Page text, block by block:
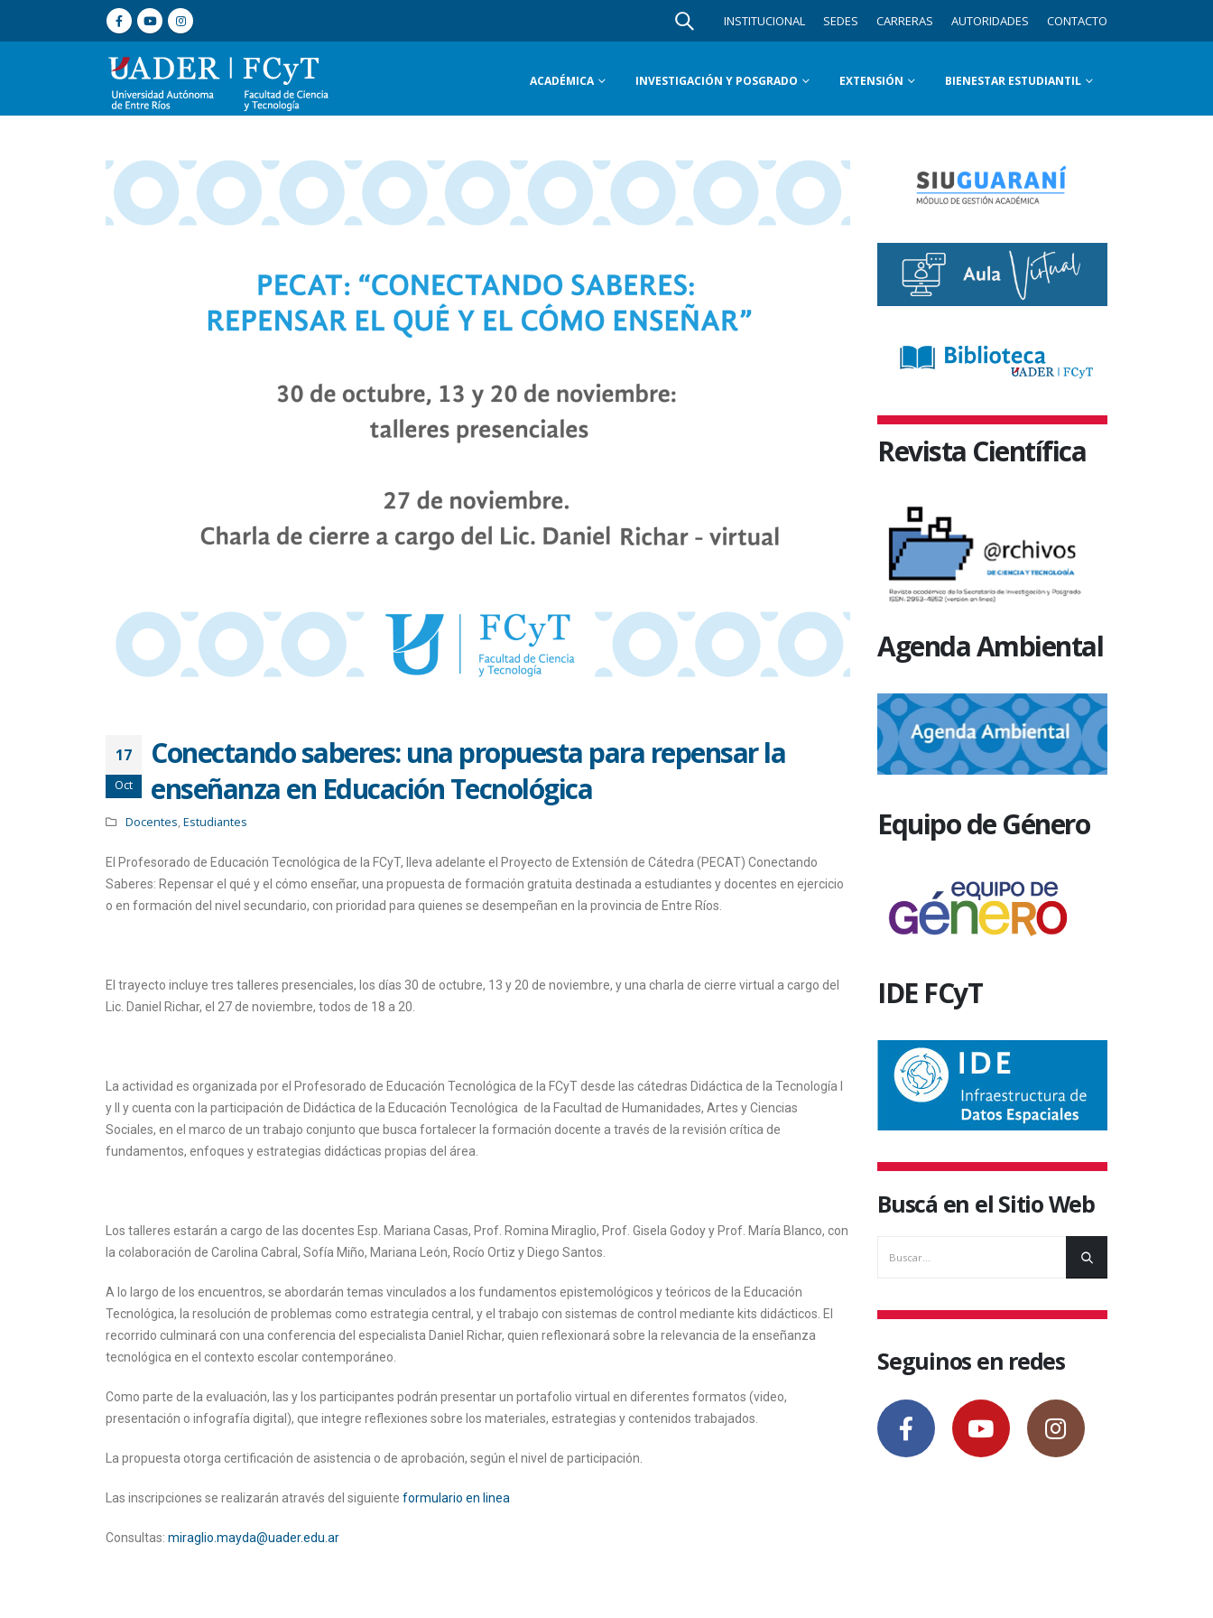
INSTITUCIONAL SEDES CARRERAS AUTORIDADES CONTACTO
ACADÉMICA INVESTIGACIÓN Y POSGRADO EXTENSIÓN BIENESTAR ESTUDIANTIL
17
Oct
Conectando saberes: una propuesta para repensar la
enseñanza en Educación Tecnológica
Docentes,Estudiantes
El Profesorado de Educación Tecnológica de la FCyT, lleva adelante el Proyecto de Extensión de Cátedra (PECAT) Conectando
Saberes: Repensar el qué y el cómo enseñar, una propuesta de formación gratuita destinada a estudiantes y docentes en ejercicio
o en formación del nivel secundario, con prioridad para quienes se desempeñan en la provincia de Entre Ríos.
El trayecto incluye tres talleres presenciales, los días 30 de octubre, 13 y 20 de noviembre, y una charla de cierre virtual a cargo del
Lic. Daniel Richar, el 27 de noviembre, todos de 18 a 20.
La actividad es organizada por el Profesorado de Educación Tecnológica de la FCyT desde las cátedras Didáctica de la Tecnología I
y II y cuenta con la participación de Didáctica de la Educación Tecnológica de la Facultad de Humanidades, Artes y Ciencias
Sociales, en el marco de un trabajo conjunto que busca fortalecer la formación docente a través de la revisión crítica de
fundamentos, enfoques y estrategias didácticas propias del área.
Los talleres estarán a cargo de las docentes Esp. Mariana Casas, Prof. Romina Miraglio, Prof. Gisela Godoy y Prof. María Blanco, con
la colaboración de Carolina Cabral, Sofía Miño, Mariana León, Rocío Ortiz y Diego Santos.
A lo largo de los encuentros, se abordarán temas vinculados a los fundamentos epistemológicos y teóricos de la Educación
Tecnológica, la resolución de problemas como estrategia central, y el trabajo con sistemas de control mediante kits didácticos. El
recorrido culminará con una conferencia del especialista Daniel Richar, quien reflexionará sobre la relevancia de la enseñanza
tecnológica en el contexto escolar contemporáneo.
Como parte de la evaluación, las y los participantes podrán presentar un portafolio virtual en diferentes formatos (video,
presentación o infografía digital), que integre reflexiones sobre los materiales, estrategias y contenidos trabajados.
La propuesta otorga certificación de asistencia o de aprobación, según el nivel de participación.
Las inscripciones se realizarán através del siguiente formulario en linea
Consultas: miraglio.mayda@uader.edu.ar
Revista Científica
Agenda Ambiental
Equipo de Género
IDE FCyT
Buscá en el Sitio Web
Seguinos en redes